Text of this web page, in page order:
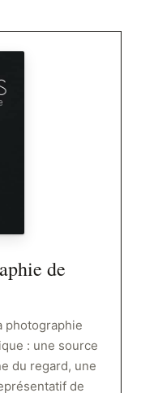
de
photographie
: une source
du regard, une
de